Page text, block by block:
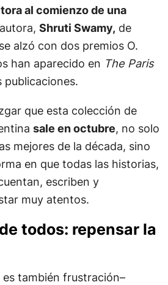
al comienzo de una
Shruti Swamy, de
alzó con dos premios O.
han aparecido en The Paris
publicaciones.
que esta colección de
sale en octubre, no solo
mejores de la década, sino
en que todas las historias,
escriben y
muy atentos.
todos: repensar la
es también frustración–